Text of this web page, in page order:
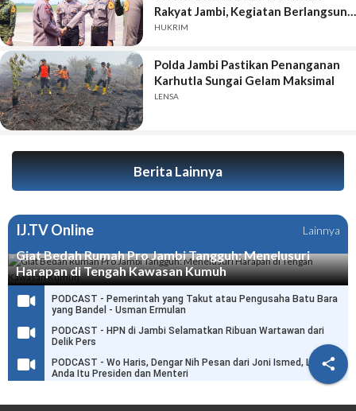

Rakyat Jambi, Kegiatan Berlangsung
Aman dan Lancar
HUKRIM
Polda Jambi Pastikan Penanganan
Karhutla Sungai Gelam Maksimal
LENSA
Berita Lainnya
IJ.TV Online Lainnya
Giat Bedah Rumah Pro Jambi Tangguh: Menelusuri
Harapan di Tengah Kawasan Kumuh
PODCAST - Pemerintah yang Takut atau Pengusaha Batu Bara
yang Bandel - Usman Ermulan
PODCAST - HPN di Jambi Selamatkan Ribuan Wartawan dari
Delik Pers
PODCAST - Wo Haris, Dengar Nih Pesan dari Joni Ismed, Link
Anda Itu Presiden dan Menteri